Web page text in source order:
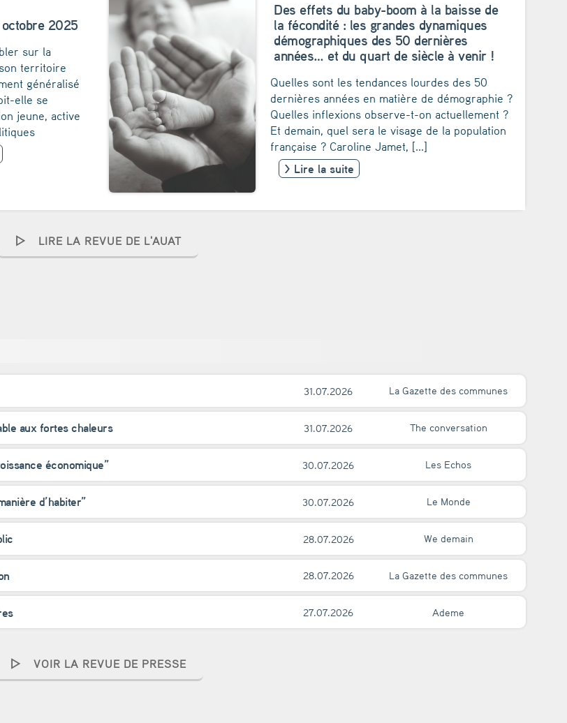
2025
sur la
territoire
généralisé
elle se
jeune, active
Des effets du baby-boom à la baisse de
la fécondité : les grandes dynamiques
démographiques des 50 dernières
années… et du quart de siècle à venir !
Quelles sont les tendances lourdes des 50
dernières années en matière de démographie ?
Quelles inflexions observe-t-on actuellement ?
Et demain, quel sera le visage de la population
française ? Caroline Jamet, [...]
> Lire la suite
LIRE LA REVUE DE L'AUAT
31.07.2026 La Gazette des communes
aux fortes chaleurs 31.07.2026 The conversation
économique” 30.07.2026 Les Echos
d’habiter” 30.07.2026 Le Monde
28.07.2026 We demain
28.07.2026 La Gazette des communes
27.07.2026 Ademe
VOIR LA REVUE DE PRESSE